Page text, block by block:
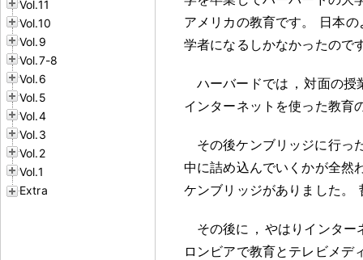
Vol.11
Vol.10
Vol.9
Vol.7-8
Vol.6
Vol.5
Vol.4
Vol.3
Vol.2
Vol.1
Extra
アメリカの教育です。
日本
学者になるしかなかったので
ハーバードでは ， 対面の授
インターネットを使った教育
その後ケンブリッジに行っ
中に詰め込んでいくかが全然
ケンブリッジがありました 。
その後に ， やはりインター
ロンビアで教育とテレビメデ